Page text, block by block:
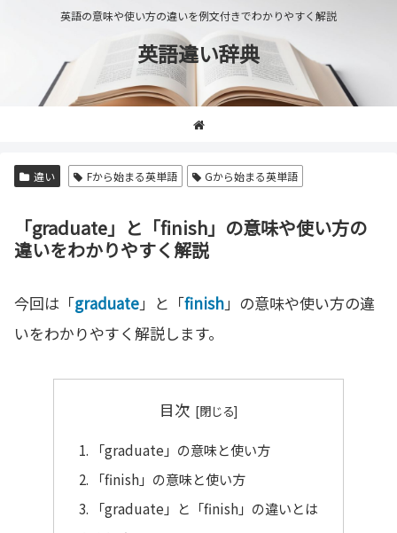
英語の意味や使い方の違いを例文付きでわかりやすく解説
英語違い辞典
違い Fから始まる英単語 Gから始まる英単語
「graduate」と「finish」の意味や使い方の
違いをわかりやすく解説
今回は「graduate」と「finish」の意味や使い方の違
いをわかりやすく解説します。
目次
「graduate」の意味と使い方
「finish」の意味と使い方
「graduate」と「finish」の違いとは